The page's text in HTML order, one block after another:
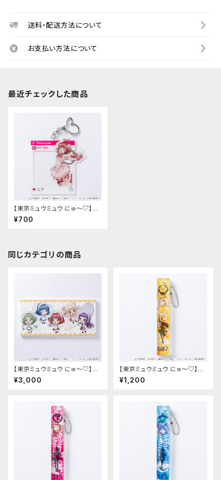
送料・配送方法について
お支払い方法について
最近チェックした商品
【東京ミュウミュウ にゅ〜♡】SN
S風アクリルフォトカード（イチ
ゴ）
¥700
同じカテゴリの商品
【東京ミュウミュウ にゅ〜♡】キ
ャンバスプリント（ちびキャラ）
¥3,000
【東京ミュウミュウ にゅ〜♡】ホ
テルキー型アクリルキーホルダ
ー（プリン）
¥1,200